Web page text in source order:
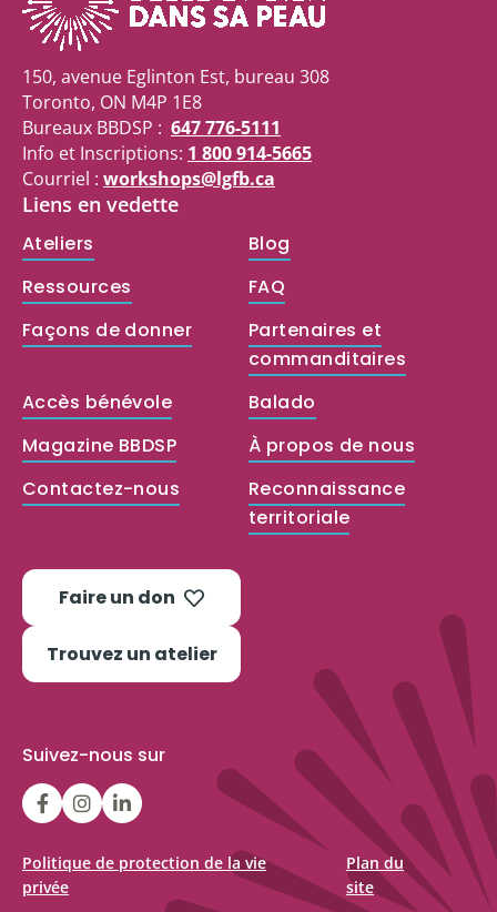
150, avenue Eglinton Est, bureau 308
Toronto, ON M4P 1E8
Bureaux BBDSP : 647 776-5111
Info et Inscriptions: 1 800 914-5665
Courriel : workshops@lgfb.ca
Liens en vedette
Ateliers
Blog
Ressources
FAQ
Façons de donner
Partenaires et
commanditaires
Accès bénévole
Balado
Magazine BBDSP
À propos de nous
Contactez-nous
Reconnaissance
territoriale
Faire un don
Trouvez un atelier
Suivez-nous sur
LGFBCanada
LGFBCanada
Belle
et
bien
Politique de protection de la vie
privée
Plan du
site